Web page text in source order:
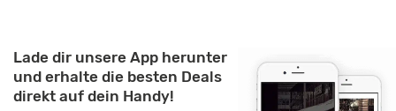
Lade dir unsere App herunter
und erhalte die besten Deals
direkt auf dein Handy!